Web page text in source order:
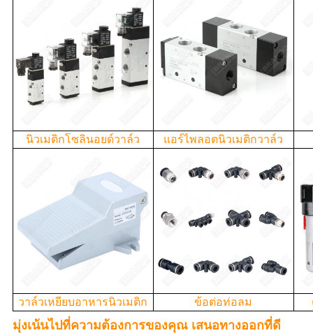
นิวเมติกโซลินอยด์วาล์ว แอร์ไพลอตนิวเมติกวาล์ว
วาล์วเหยียบอาหารนิวเมติก ข้อต่อท่อลม
มุ่งเน้นไปที่ความต้องการของคุณ เสนอทางออกที่ดี